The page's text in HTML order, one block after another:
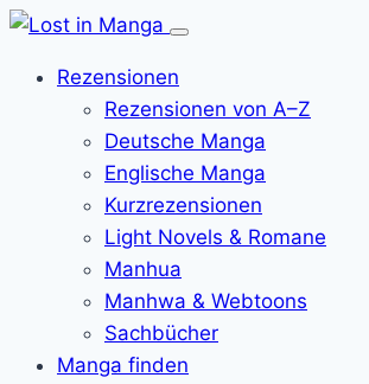
Menü
Rezensionen
Rezensionen von A–Z
Deutsche Manga
Englische Manga
Kurzrezensionen
Light Novels & Romane
Manhua
Manhwa & Webtoons
Sachbücher
Manga finden